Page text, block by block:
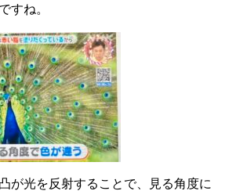
すね。
が光を反射することで、見る角度に